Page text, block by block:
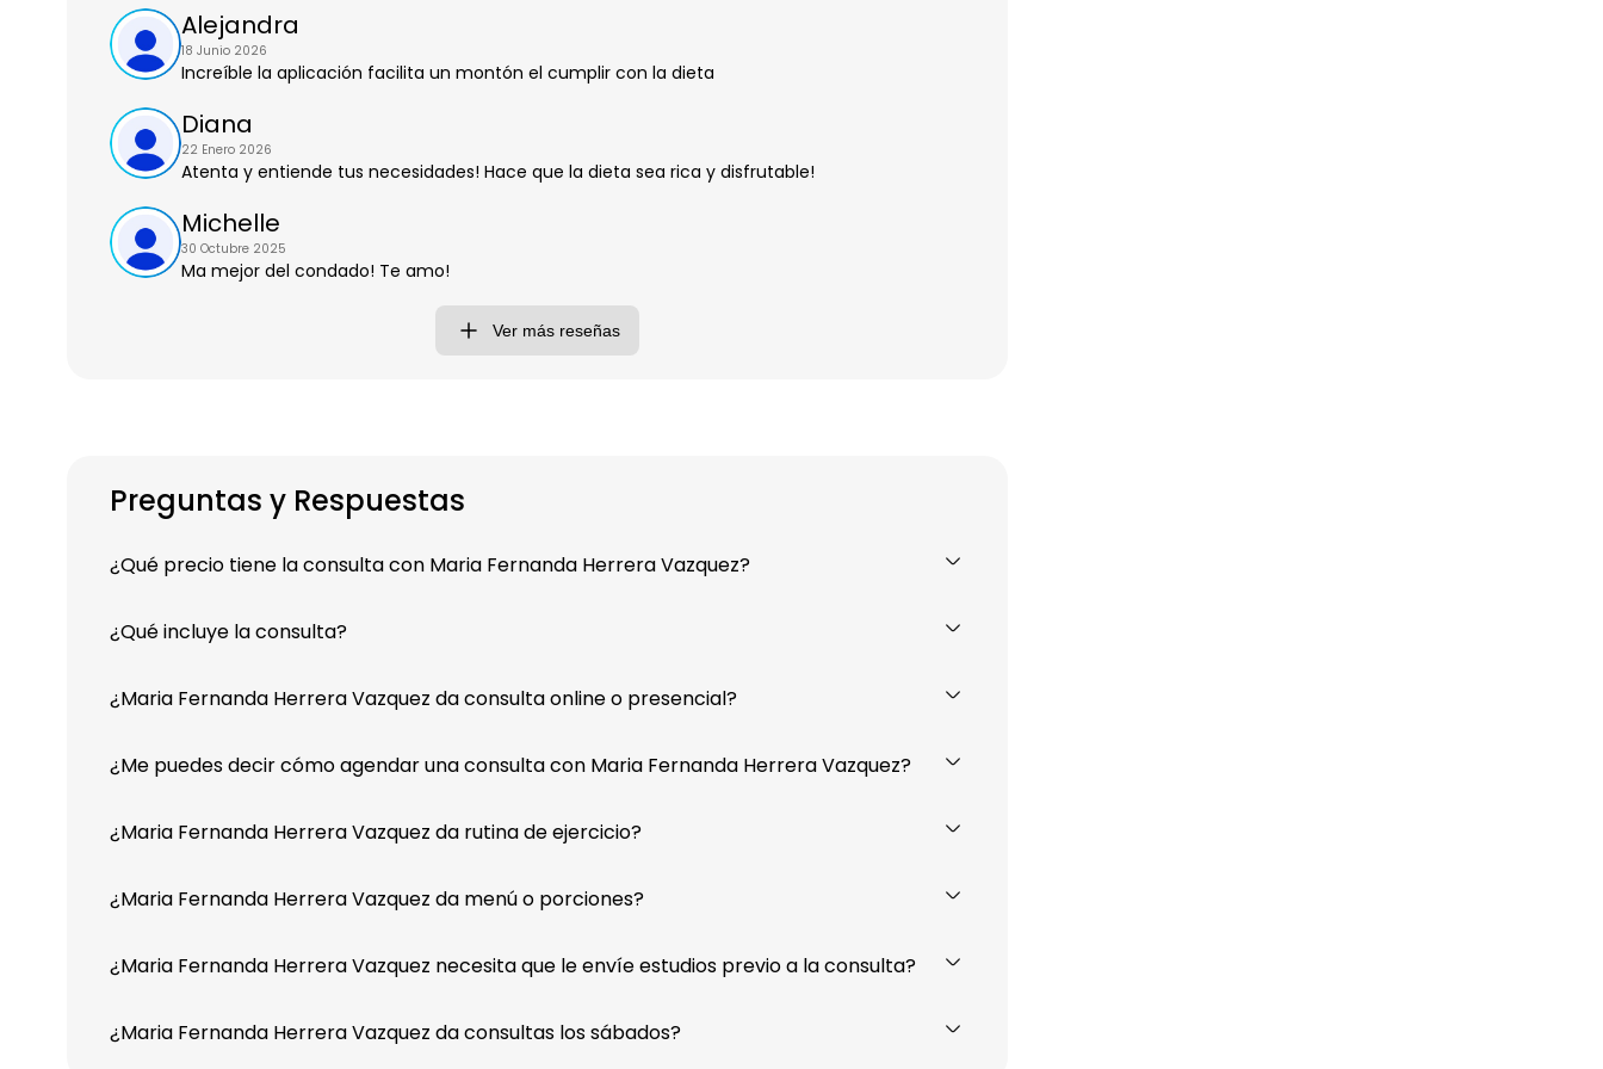
Preguntas y Respuestas
¿Qué precio tiene la consulta con Maria Fernanda Herrera Vazquez?
¿Qué incluye la consulta?
¿Maria Fernanda Herrera Vazquez da consulta online o presencial?
¿Me puedes decir cómo agendar una consulta con Maria Fernanda Herrera Vazquez?
¿Maria Fernanda Herrera Vazquez da rutina de ejercicio?
¿Maria Fernanda Herrera Vazquez da menú o porciones?
¿Maria Fernanda Herrera Vazquez necesita que le envíe estudios previo a la consulta?
¿Maria Fernanda Herrera Vazquez da consultas los sábados?
Alejandra
18 Junio 2026
Increíble la aplicación facilita un montón el cumplir con la dieta
Diana
22 Enero 2026
Atenta y entiende tus necesidades! Hace que la dieta sea rica y disfrutable!
Michelle
30 Octubre 2025
Ma mejor del condado! Te amo!
Ver más reseñas